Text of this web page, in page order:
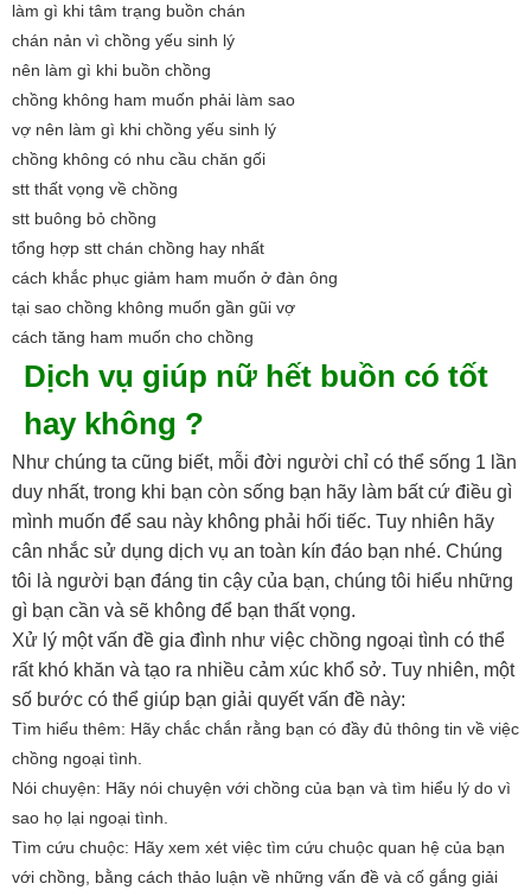
làm gì khi tâm trạng buồn chán
chán nản vì chồng yếu sinh lý
nên làm gì khi buồn chồng
chồng không ham muốn phải làm sao
vợ nên làm gì khi chồng yếu sinh lý
chồng không có nhu cầu chăn gối
stt thất vọng về chồng
stt buông bỏ chồng
tổng hợp stt chán chồng hay nhất
cách khắc phục giảm ham muốn ở đàn ông
tại sao chồng không muốn gần gũi vợ
cách tăng ham muốn cho chồng
Dịch vụ giúp nữ hết buồn có tốt
hay không ?
Như chúng ta cũng biết, mỗi đời người chỉ có thể sống 1 lần
duy nhất, trong khi bạn còn sống bạn hãy làm bất cứ điều gì
mình muốn để sau này không phải hối tiếc. Tuy nhiên hãy
cân nhắc sử dụng dịch vụ an toàn kín đáo bạn nhé. Chúng
tôi là người bạn đáng tin cậy của bạn, chúng tôi hiểu những
gì bạn cần và sẽ không để bạn thất vọng.
Xử lý một vấn đề gia đình như việc chồng ngoại tình có thể
rất khó khăn và tạo ra nhiều cảm xúc khổ sở. Tuy nhiên, một
số bước có thể giúp bạn giải quyết vấn đề này:
Tìm hiểu thêm: Hãy chắc chắn rằng bạn có đầy đủ thông tin về việc
chồng ngoại tình.
Nói chuyện: Hãy nói chuyện với chồng của bạn và tìm hiểu lý do vì
sao họ lại ngoại tình.
Tìm cứu chuộc: Hãy xem xét việc tìm cứu chuộc quan hệ của bạn
với chồng, bằng cách thảo luận về những vấn đề và cố gắng giải